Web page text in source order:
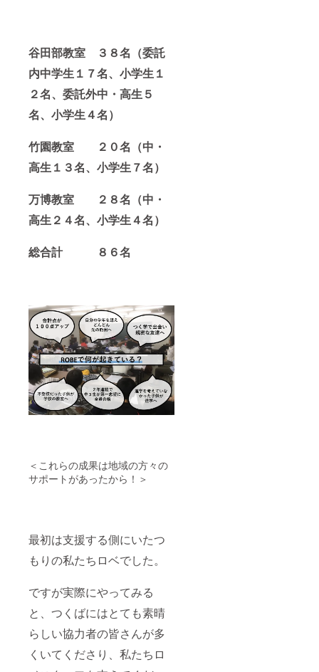
谷田部教室 ３８名（委託
内中学生１７名、小学生１
２名、委託外中・高生５
名、小学生４名）
竹園教室 ２０名（中・
高生１３名、小学生７名）
万博教室 ２８名（中・
高生２４名、小学生４名）
総合計 ８６名
＜これらの成果は地域の方々の
サポートがあったから！＞
最初は支援する側にいたつ
もりの私たちロベでした。
ですが実際にやってみる
と、つくばにはとても素晴
らしい協力者の皆さんが多
くいてくださり、私たちロ